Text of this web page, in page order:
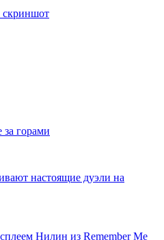
скриншот
за горами
настоящие дуэли на
Нилин из Remember Me